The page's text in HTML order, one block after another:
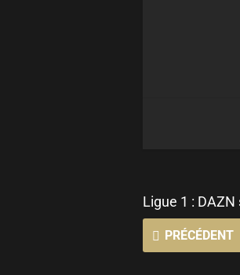
Ligue 1 :
PRÉCÉDENT